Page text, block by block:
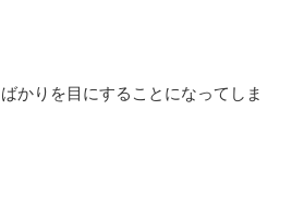
かりを目にすることになってしま